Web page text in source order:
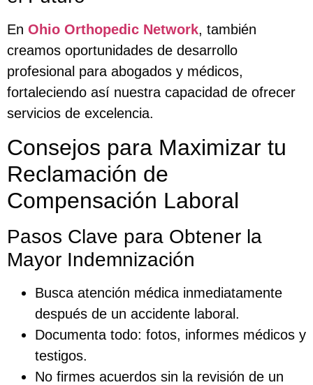
En Ohio Orthopedic Network, también
creamos oportunidades de desarrollo
profesional para abogados y médicos,
fortaleciendo así nuestra capacidad de ofrecer
servicios de excelencia.
Consejos para Maximizar tu
Reclamación de
Compensación Laboral
Pasos Clave para Obtener la
Mayor Indemnización
Busca atención médica inmediatamente
después de un accidente laboral.
Documenta todo: fotos, informes médicos y
testigos.
No firmes acuerdos sin la revisión de un